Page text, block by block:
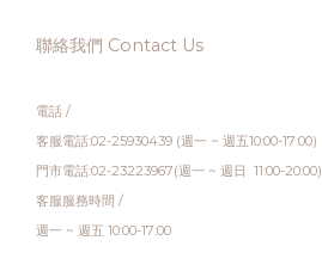
聯絡我們 Contact Us
電話 /
客服電話:02-25930439 (週一 ~ 週五10:00-17:00)
門市電話:02-23223967(週一 ~ 週日 11:00-20:00)
客服服務時間 /
週一 ~ 週五 10:00-17:00